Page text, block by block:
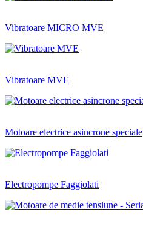
Vibratoare MICRO MVE
Vibratoare MVE
Motoare electrice asincrone speciale
Electropompe Faggiolati